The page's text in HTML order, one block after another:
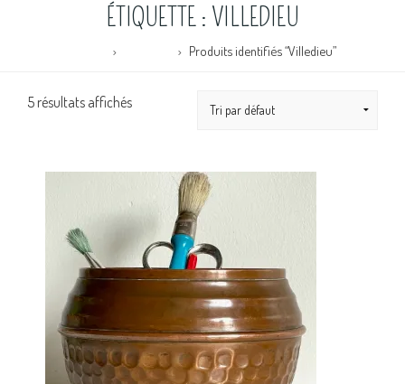
ÉTIQUETTE : VILLEDIEU
Produits identifiés “Villedieu”
5 résultats affichés